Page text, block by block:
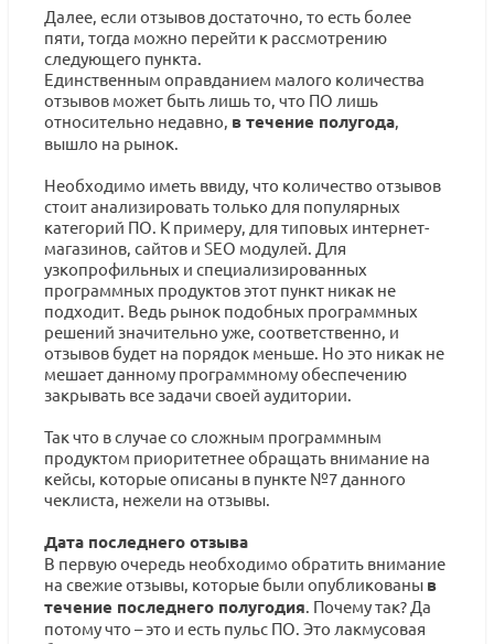
Далее, если отзывов достаточно, то есть более
пяти, тогда можно перейти к рассмотрению
следующего пункта.
Единственным оправданием малого количества
отзывов может быть лишь то, что ПО лишь
относительно недавно, в течение полугода,
вышло на рынок.
Необходимо иметь ввиду, что количество отзывов
стоит анализировать только для популярных
категорий ПО. К примеру, для типовых интернет-
магазинов, сайтов и SEO модулей. Для
узкопрофильных и специализированных
программных продуктов этот пункт никак не
подходит. Ведь рынок подобных программных
решений значительно уже, соответственно, и
отзывов будет на порядок меньше. Но это никак не
мешает данному программному обеспечению
закрывать все задачи своей аудитории.
Так что в случае со сложным программным
продуктом приоритетнее обращать внимание на
кейсы, которые описаны в пункте №7 данного
чеклиста, нежели на отзывы.
Дата последнего отзыва
В первую очередь необходимо обратить внимание
на свежие отзывы, которые были опубликованы в
течение последнего полугодия. Почему так? Да
потому что – это и есть пульс ПО. Это лакмусовая